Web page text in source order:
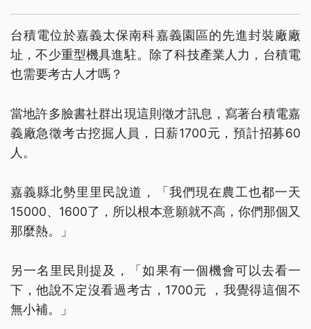
台積電位於嘉義太保南科嘉義園區的先進封裝廠廠
址，不少重型機具進駐。除了科技產業人力，台積電
也需要考古人才嗎？
當地許多臉書社群出現這則徵才訊息，寫著台積電嘉
義廠急徵考古挖掘人員，日薪1700元，預計招募60
人。
嘉義縣北勢里里民說道，「我們現在農工也都一天
15000、1600了，所以根本意願就不高，你們那個又
那麼熱。」
另一名里民則提及，「如果有一個機會可以去看一
下，他說不定沒看過考古，1700元 ，我覺得這個不
無小補。」